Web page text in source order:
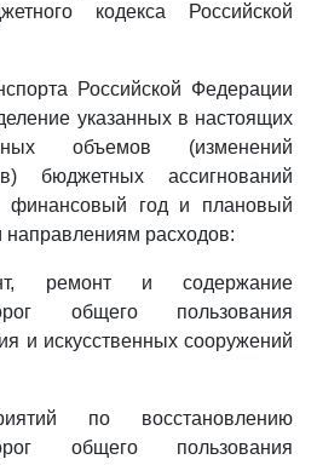
кодекса Российской
Российской Федерации
указанных в настоящих
объемов (изменений
бюджетных ассигнований
финансовый год и плановый
расходов:
ремонт и содержание
общего пользования
и искусственных сооружений
по восстановлению
общего пользования